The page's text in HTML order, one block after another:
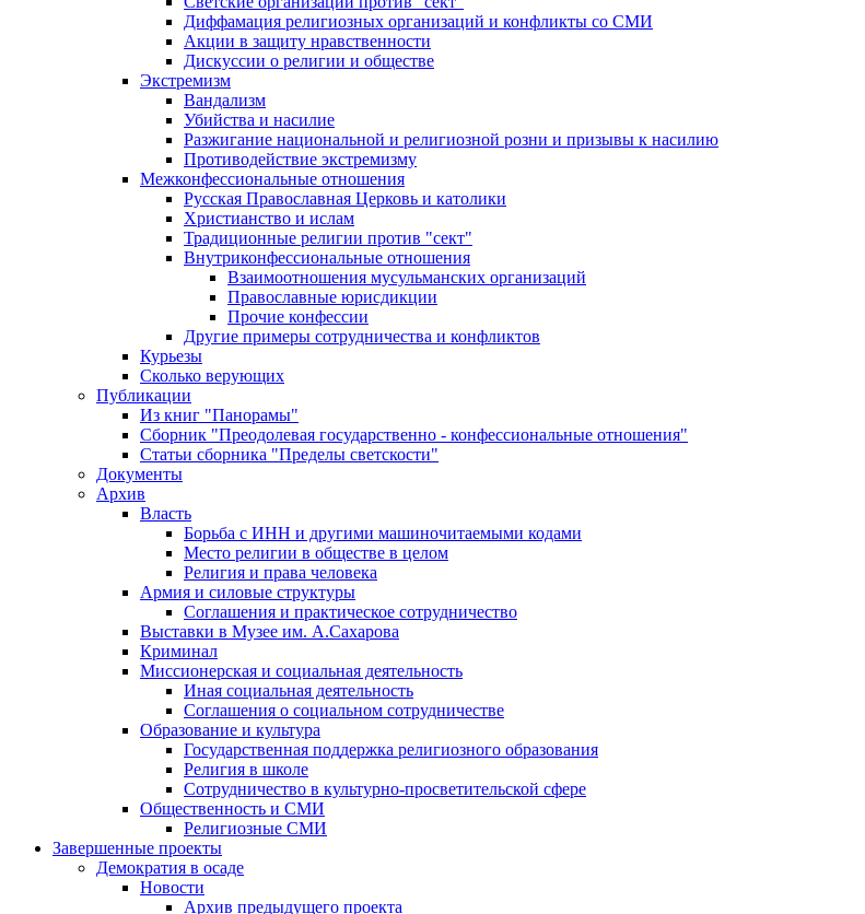
Диффамация религиозных организаций и конфликты со СМИ
Акции в защиту нравственности
Дискуссии о религии и обществе
Экстремизм
Вандализм
Убийства и насилие
Разжигание национальной и религиозной розни и призывы к насилию
Противодействие экстремизму
Межконфессиональные отношения
Русская Православная Церковь и католики
Христианство и ислам
Традиционные религии против "сект"
Внутриконфессиональные отношения
Взаимоотношения мусульманских организаций
Православные юрисдикции
Прочие конфессии
Другие примеры сотрудничества и конфликтов
Курьезы
Сколько верующих
Публикации
Из книг "Панорамы"
Сборник "Преодолевая государственно - конфессиональные отношения"
Статьи сборника "Пределы светскости"
Документы
Архив
Власть
Борьба с ИНН и другими машиночитаемыми кодами
Место религии в обществе в целом
Религия и права человека
Армия и силовые структуры
Соглашения и практическое сотрудничество
Выставки в Музее им. А.Сахарова
Криминал
Миссионерская и социальная деятельность
Иная социальная деятельность
Соглашения о социальном сотрудничестве
Образование и культура
Государственная поддержка религиозного образования
Религия в школе
Сотрудничество в культурно-просветительской сфере
Общественность и СМИ
Религиозные СМИ
Завершенные проекты
Демократия в осаде
Новости
Архив предыдущего проекта